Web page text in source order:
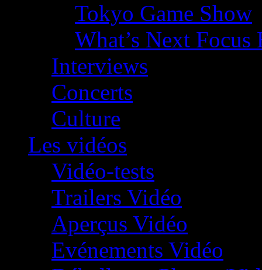
Tokyo Game Show
What’s Next
Interviews
Concerts
Culture
Les vidéos
Vidéo-tests
Trailers Vidéo
Aperçus Vidéo
Evénements Vidéo